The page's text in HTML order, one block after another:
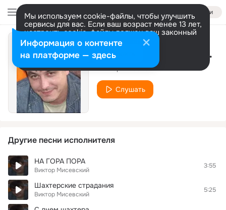
Войти
Мы используем cookie-файлы, чтобы улучшить
сервисы для вас. Если ваш возраст менее 13 лет,
настроить cookie-файлы должен ваш законный
представитель. Больше информации
Разрешить все Настроить Шахтерская лирическая
Виктор Мисевский
Слушать
Другие песни исполнителя
НА ГОРА ПОРА
Виктор Мисевский
3:55
Шахтерские страдания
Виктор Мисевский
5:25
Информация о контенте
на платформе — здесь